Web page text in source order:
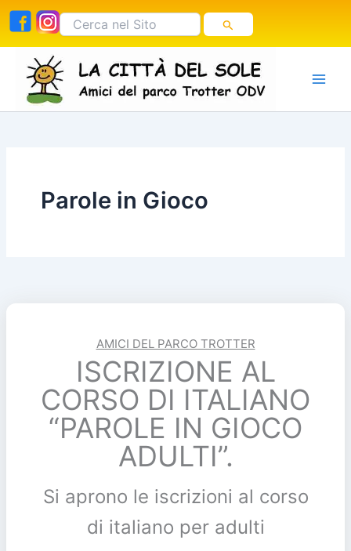
Vai
contenuto
Cerca:
Parole in Gioco
AMICI DEL PARCO TROTTER
ISCRIZIONE AL
CORSO DI ITALIANO
“PAROLE IN GIOCO
ADULTI”.
Si aprono le iscrizioni al corso
di italiano per adulti